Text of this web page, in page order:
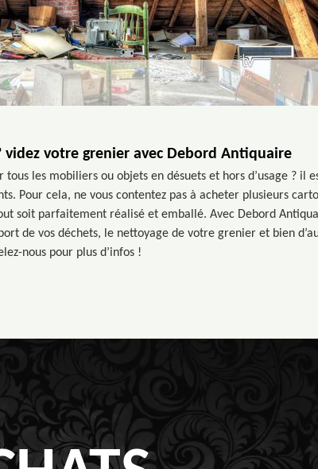
videz votre grenier avec Debord Antiquaire
les mobiliers ou objets en désuets et hors d’usage ? il
Pour cela, ne vous contentez pas à acheter plusieurs
soit parfaitement réalisé et emballé. Avec Debord
de vos déchets, le nettoyage de votre grenier et bien
nous pour plus d’infos !